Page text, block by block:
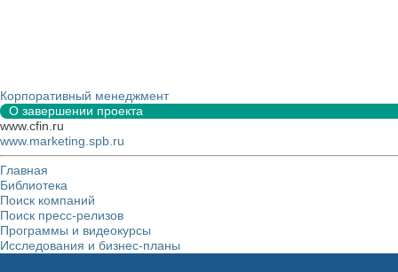
Корпоративный менеджмент
О завершении проекта
www.cfin.ru
www.marketing.spb.ru
Главная
Библиотека
Поиск компаний
Поиск пресс-релизов
Программы и видеокурсы
Исследования и бизнес-планы